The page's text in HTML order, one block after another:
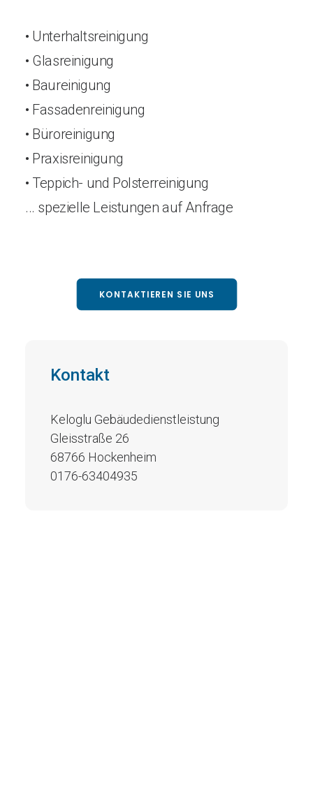
• Unterhaltsreinigung
• Glasreinigung
• Baureinigung
• Fassadenreinigung
• Büroreinigung
• Praxisreinigung
• Teppich- und Polsterreinigung
... spezielle Leistungen auf Anfrage
KONTAKTIEREN SIE UNS
Kontakt
Keloglu Gebäudedienstleistung
Gleisstraße 26
68766 Hockenheim
0176-63404935